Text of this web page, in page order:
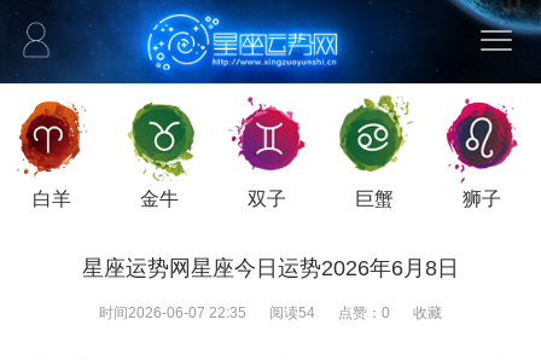
白羊 金牛 双子 巨蟹 狮子
星座运势网星座今日运势2026年6月8日
时间2026-06-07 22:35 阅读54 点赞： 0 收藏